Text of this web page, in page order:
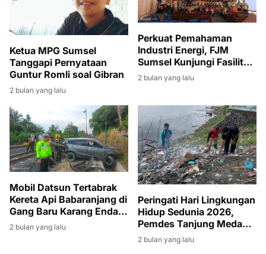
Ketua MPG Sumsel
Tanggapi Pernyataan
Guntur Romli soal Gibran
2 bulan yang lalu
Perkuat Pemahaman
Industri Energi, FJM
Sumsel Kunjungi Fasilitas
Produksi Migas di Muara
2 bulan yang lalu
Mobil Datsun Tertabrak
Kereta Api Babaranjang di
Gang Baru Karang Endah,
Sopir Selamat
2 bulan yang lalu
Peringati Hari Lingkungan
Hidup Sedunia 2026,
Pemdes Tanjung Medang
Gelar Gotong Royong
Massal
2 bulan yang lalu